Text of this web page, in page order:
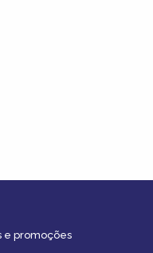
e promoções